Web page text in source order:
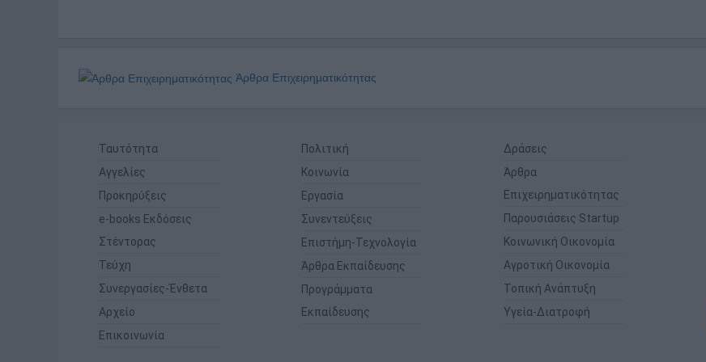
Άρθρα Επιχειρηματικότητας
Ταυτότητα
Αγγελίες
Προκηρύξεις
e-books Εκδόσεις
Στέντορας
Τεύχη
Συνεργασίες-Ένθετα
Αρχείο
Επικοινωνία
Πολιτική
Κοινωνία
Εργασία
Συνεντεύξεις
Επιστήμη-Τεχνολογία
Άρθρα Εκπαίδευσης
Προγράμματα
Εκπαίδευσης
Δράσεις
Άρθρα
Επιχειρηματικότητας
Παρουσιάσεις Startup
Κοινωνική Οικονομία
Αγροτική Οικονομία
Τοπική Ανάπτυξη
Υγεία-Διατροφή